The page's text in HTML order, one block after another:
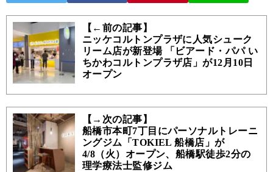
【←前の記事】
ニッケコルトンプラザに人気シューク
リーム店が新登場 「ビアード・パパ い
ちかわコルトンプラザ店」が12月10日
オープン
【→次の記事】
船橋市本町7丁目にパーソナルトレーニ
ングジム「TOKIEL 船橋店」が
4/8（火）オープン、船橋駅徒歩2分の
理学療法士監修ジム